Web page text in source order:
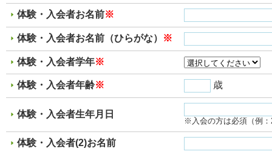
体験・入会者お名前※
体験・入会者お名前（ひらがな） ※
体験・入会者学年※
体験・入会者年齢※ 歳
体験・入会者生年月日
※入会の方は必須（例
体験・入会者(2)お名前